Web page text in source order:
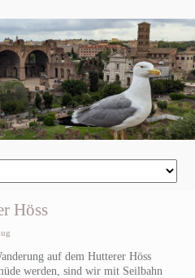
Höss
auf dem Hutterer Höss
werden, sind wir mit Seilbahn